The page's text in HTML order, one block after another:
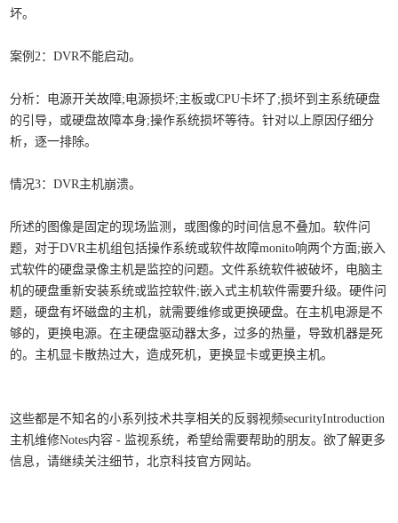
坏。
案例2：DVR不能启动。
分析：电源开关故障;电源损坏;主板或CPU卡坏了;损坏到主系统硬盘
的引导，或硬盘故障本身;操作系统损坏等待。针对以上原因仔细分
析，逐一排除。
情况3：DVR主机崩溃。
所述的图像是固定的现场监测，或图像的时间信息不叠加。软件问
题，对于DVR主机组包括操作系统或软件故障monito响两个方面;嵌入
式软件的硬盘录像主机是监控的问题。文件系统软件被破坏，电脑主
机的硬盘重新安装系统或监控软件;嵌入式主机软件需要升级。硬件问
题，硬盘有坏磁盘的主机，就需要维修或更换硬盘。在主机电源是不
够的，更换电源。在主硬盘驱动器太多，过多的热量，导致机器是死
的。主机显卡散热过大，造成死机，更换显卡或更换主机。
这些都是不知名的小系列技术共享相关的反弱视频securityIntroduction
主机维修Notes内容 - 监视系统，希望给需要帮助的朋友。欲了解更多
信息，请继续关注细节，北京科技官方网站。